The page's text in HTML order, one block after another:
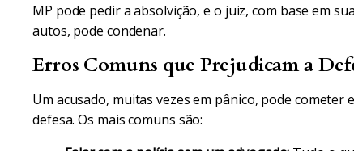
MP pode pedir a absolvição, e o juiz, com base em
autos, pode condenar.
Erros Comuns que Prejudicam a
Um acusado, muitas vezes em pânico, pode
defesa. Os mais comuns são: